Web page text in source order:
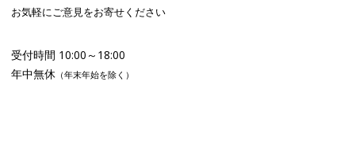
お気軽にご意見をお寄せください
受付時間 10:00～18:00
年中無休 （年末年始を除く）